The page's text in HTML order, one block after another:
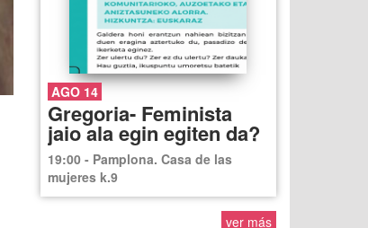
AGO 14
Gregoria- Feminista
jaio ala egin egiten da?
19:00 - Pamplona. Casa de las
mujeres k.9
ver más